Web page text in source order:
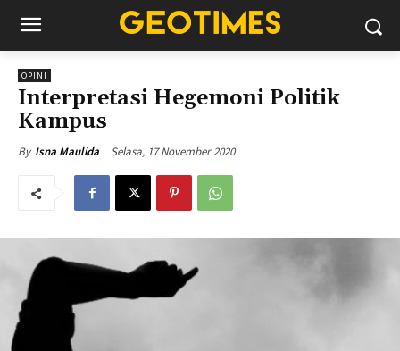
OPINI
Interpretasi Hegemoni Politik
Kampus
By Isna Maulida Selasa, 17 November 2020